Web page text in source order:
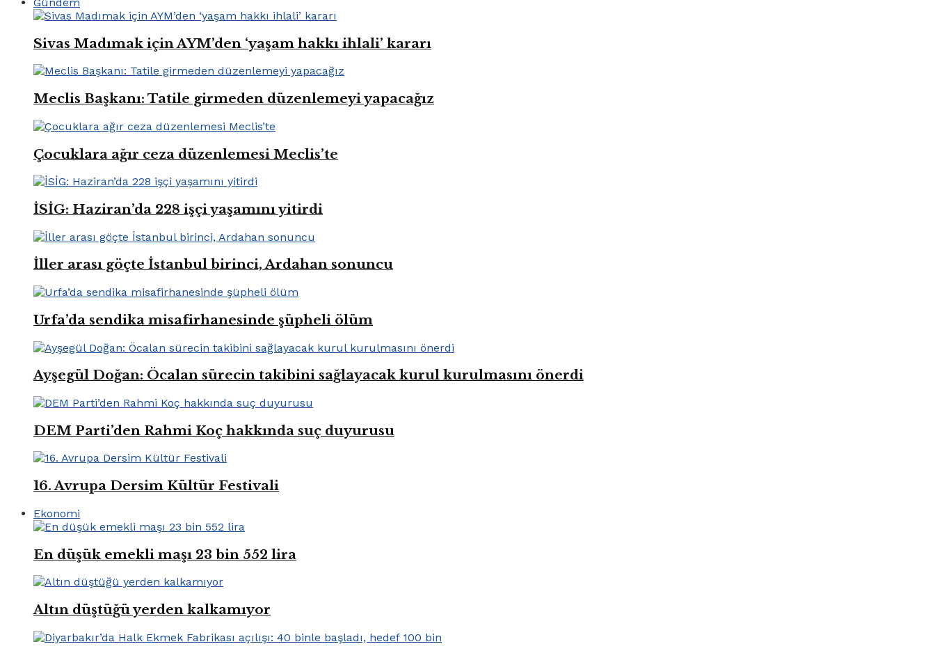
Sivas Madımak için AYM’den ‘yaşam hakkı ihlali’ kararı
Meclis Başkanı: Tatile girmeden düzenlemeyi yapacağız
Çocuklara ağır ceza düzenlemesi Meclis’te
İSİG: Haziran’da 228 işçi yaşamını yitirdi
İller arası göçte İstanbul birinci, Ardahan sonuncu
Urfa’da sendika misafirhanesinde şüpheli ölüm
Ayşegül Doğan: Öcalan sürecin takibini sağlayacak kurul kurulmasını önerdi
DEM Parti’den Rahmi Koç hakkında suç duyurusu
16. Avrupa Dersim Kültür Festivali
Ekonomi
En düşük emekli maşı 23 bin 552 lira
Altın düştüğü yerden kalkamıyor